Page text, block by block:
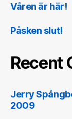
Våren är här!
Påsken slut!
Recent
Jerry
2009